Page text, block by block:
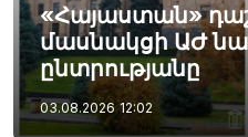
«Հայաստան»
մասնակցի ԱԺ
ընտրությանը
03.08.2026 12:02